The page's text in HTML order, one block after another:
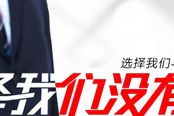
公司新闻
行业新闻
技术知识